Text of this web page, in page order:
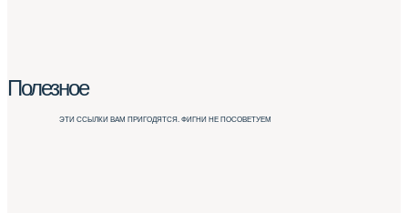
Полезное
ЭТИ ССЫЛКИ ВАМ ПРИГОДЯТСЯ. ФИГНИ НЕ ПОСОВЕТУЕМ